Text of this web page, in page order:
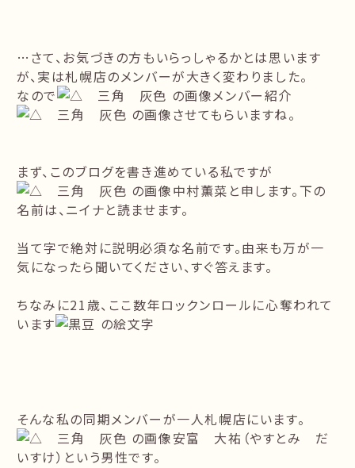
…さて、お気づきの方もいらっしゃるかとは思います
が、実は札幌店のメンバーが大きく変わりました。
なので
メンバー紹介
させてもらいますね。
まず、このブログを書き進めている私ですが
中村薫菜と申します。下の
名前は、ニイナと読ませます。
当て字で絶対に説明必須な名前です。由来も万が一
気になったら聞いてください、すぐ答えます。
ちなみに21歳、ここ数年ロックンロールに心奪われて
います
そんな私の同期メンバーが一人札幌店にいます。
安富 大祐（やすとみ だ
いすけ）という男性です。